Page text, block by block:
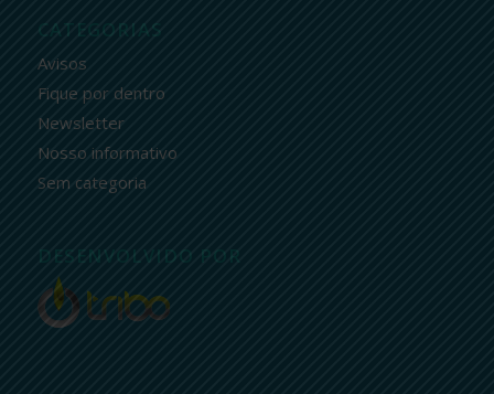
CATEGORIAS
Avisos
Fique por dentro
Newsletter
Nosso informativo
Sem categoria
DESENVOLVIDO POR